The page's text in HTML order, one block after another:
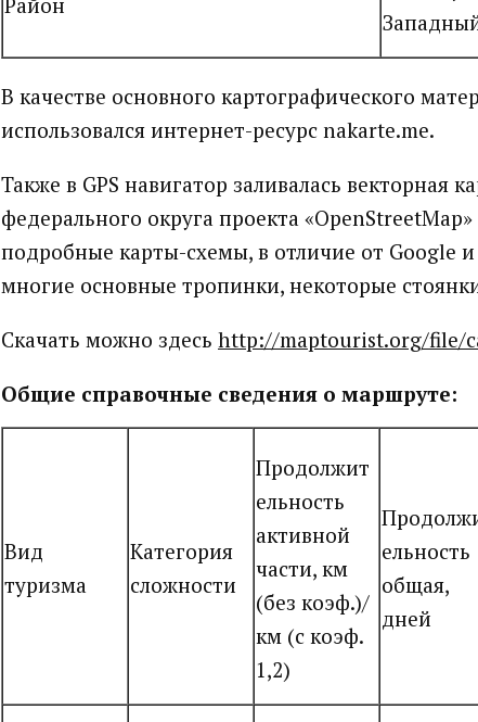
В качестве основного картографического
использовался интернет-ресурс nakarte.me.
Также в GPS навигатор заливалась векторная
федерального округа проекта
подробные карты-схемы, в отличие от Google
многие основные тропинки, некоторые
Скачать можно здесь http://maptourist.org/file/
Общие справочные сведения о маршруте:
Вид
туризма
Категория
сложности
Продолжит
ельность
активной
части, км
(без коэф.)/
км (с коэф.
1,2)
ельность
общая,
дней